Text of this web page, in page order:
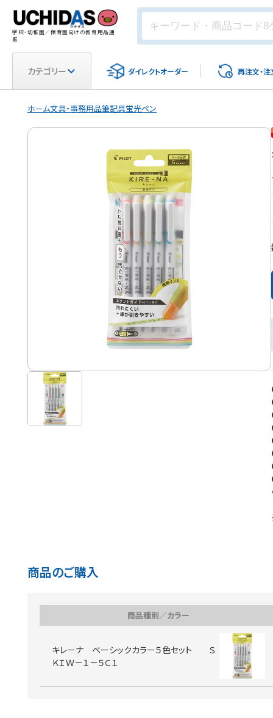
学校・幼稚園／保育園向けの教育用品通
販
カテゴリー ダイレクトオーダー 再注文・注
ホーム文具・事務用品筆記具蛍光ペン
商品のご購入
商品種別／カラー
キレーナ ベーシックカラー５色セット Ｓ
ＫＩＷ－１－５Ｃ１